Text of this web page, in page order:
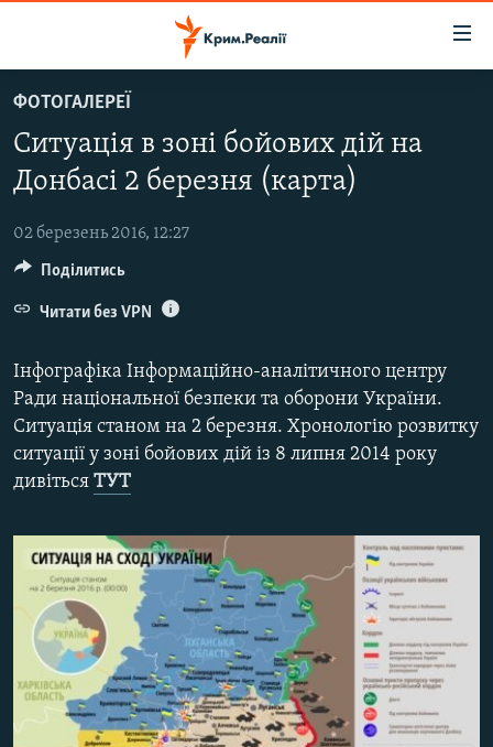
до
основного
матеріалу
Перейти
до
навігації
Перейти
пошуку
ВОДА.КРИМ
ВІДЕО ТА ФОТО
ПОЛІТИКА
БЛОГИ
ПОГЛЯД
ВСЕ ЗА ДЕНЬ
СПЕЦПРОЕКТИ
ДЕПОРТАЦІЯ
СВІДЧЕННЯ ОКУПАЦІЇ
УКРАЇНСЬКА ПРОБЛЕМА КРИМУ
ІНФОГРАФІКА
ЯК ОБІЙТИ БЛОКУВАННЯ
Русский
Qırımtatar
ДОЛУЧАЙСЯ!
Усі сайти RFE/RL
ФОТОГАЛЕРЕЇ
Ситуація в зоні бойових дій на
Донбасі 2 березня (карта)
02 березень 2016, 12:27
Інфографіка Інформаційно-аналітичного центру
Ради національної безпеки та оборони України.
Ситуація станом на 2 березня. Хронологію розвитку
ситуації у зоні бойових дій із 8 липня 2014 року
дивіться ТУТ
Поділитись
Читати без VPN